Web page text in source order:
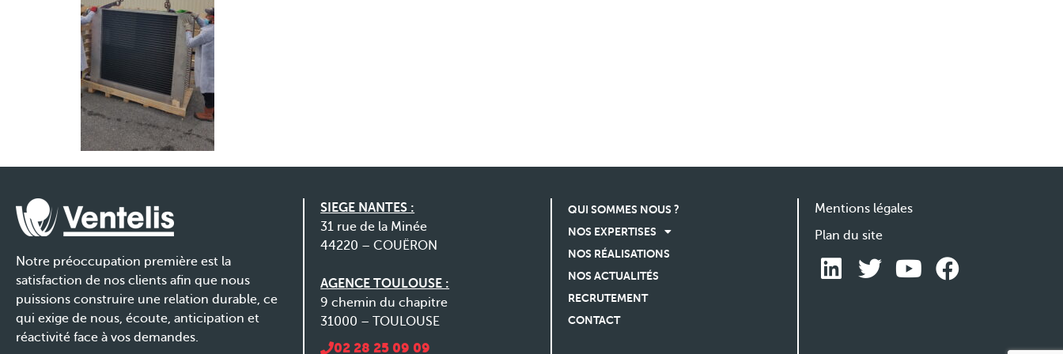
Notre préoccupation première est la
satisfaction de nos clients afin que nous
puissions construire une relation durable, ce
qui exige de nous, écoute, anticipation et
réactivité face à vos demandes.
SIEGE NANTES :
31 rue de la Minée
44220 – COUËRON
AGENCE TOULOUSE :
9 chemin du chapitre
31000 – TOULOUSE
02 28 25 09 09
QUI SOMMES NOUS ?
NOS EXPERTISES
NOS RÉALISATIONS
NOS ACTUALITÉS
RECRUTEMENT
CONTACT
Mentions légales
Plan du site
Continuer sans accepter
Salut c'est nous...
On a attendu d'être sûrs que le contenu
de ce site vous intéresse avant de
vous déranger, mais on aimerait bien vous accompagner pendant
votre visite...
C'est OK pour vous ?
Consentements certifiés par